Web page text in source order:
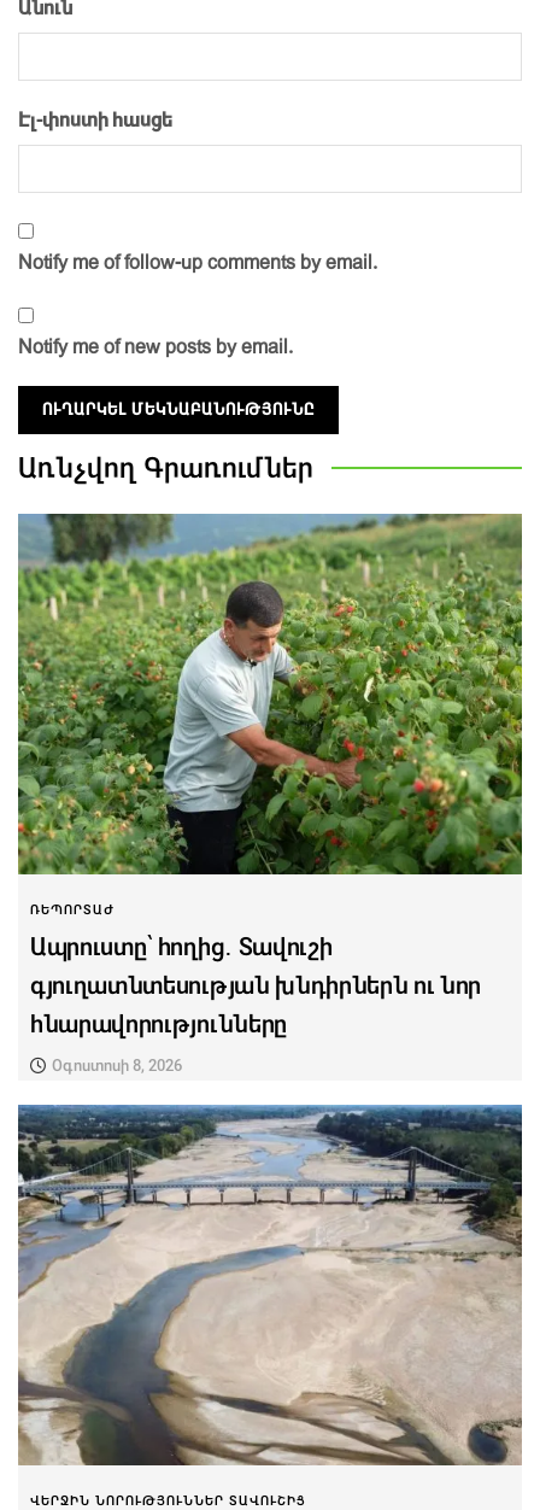
Անուն
Էլ-փոստի հասցե
Notify me of follow-up comments by email.
Notify me of new posts by email.
Առնչվող Գրառումներ
ՌԵՊՈՐՏԱԺ
Ապրուստը՝ հողից․ Տավուշի
գյուղատնտեսության խնդիրներն ու նոր
հնարավորությունները
Օգոստոսի 8, 2026
ՎԵՐՋԻՆ ՆՈՐՈՒԹՅՈՒՆՆԵՐ ՏԱՎՈՒՇԻՑ